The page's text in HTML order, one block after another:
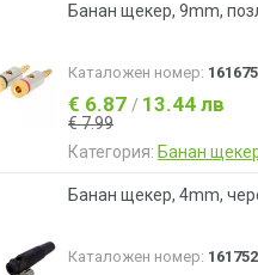
Банан щекер, 9mm,
Каталожен номер: 161675
€ 6.87 / 13.44 лв
€ 7.99
Категория: Банан
Банан щекер, 4mm,
Каталожен номер: 161752